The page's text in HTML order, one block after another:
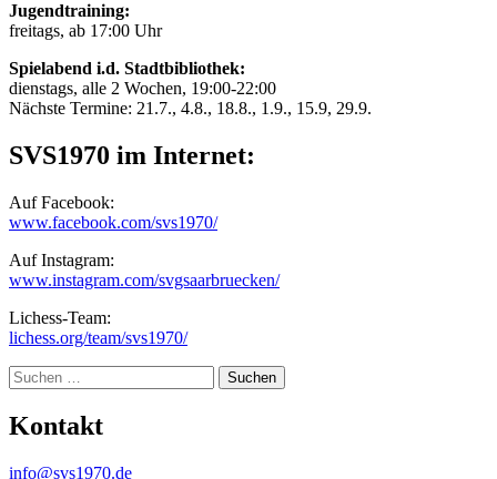
Jugendtraining:
freitags, ab 17:00 Uhr
Spielabend i.d. Stadtbibliothek:
dienstags, alle 2 Wochen, 19:00-22:00
Nächste Termine: 21.7., 4.8., 18.8., 1.9., 15.9, 29.9.
SVS1970 im Internet:
Auf Facebook:
www.facebook.com/svs1970/
Auf Instagram:
www.instagram.com/svgsaarbruecken/
Lichess-Team:
lichess.org/team/svs1970/
Suche
Kontakt
info@svs1970.de